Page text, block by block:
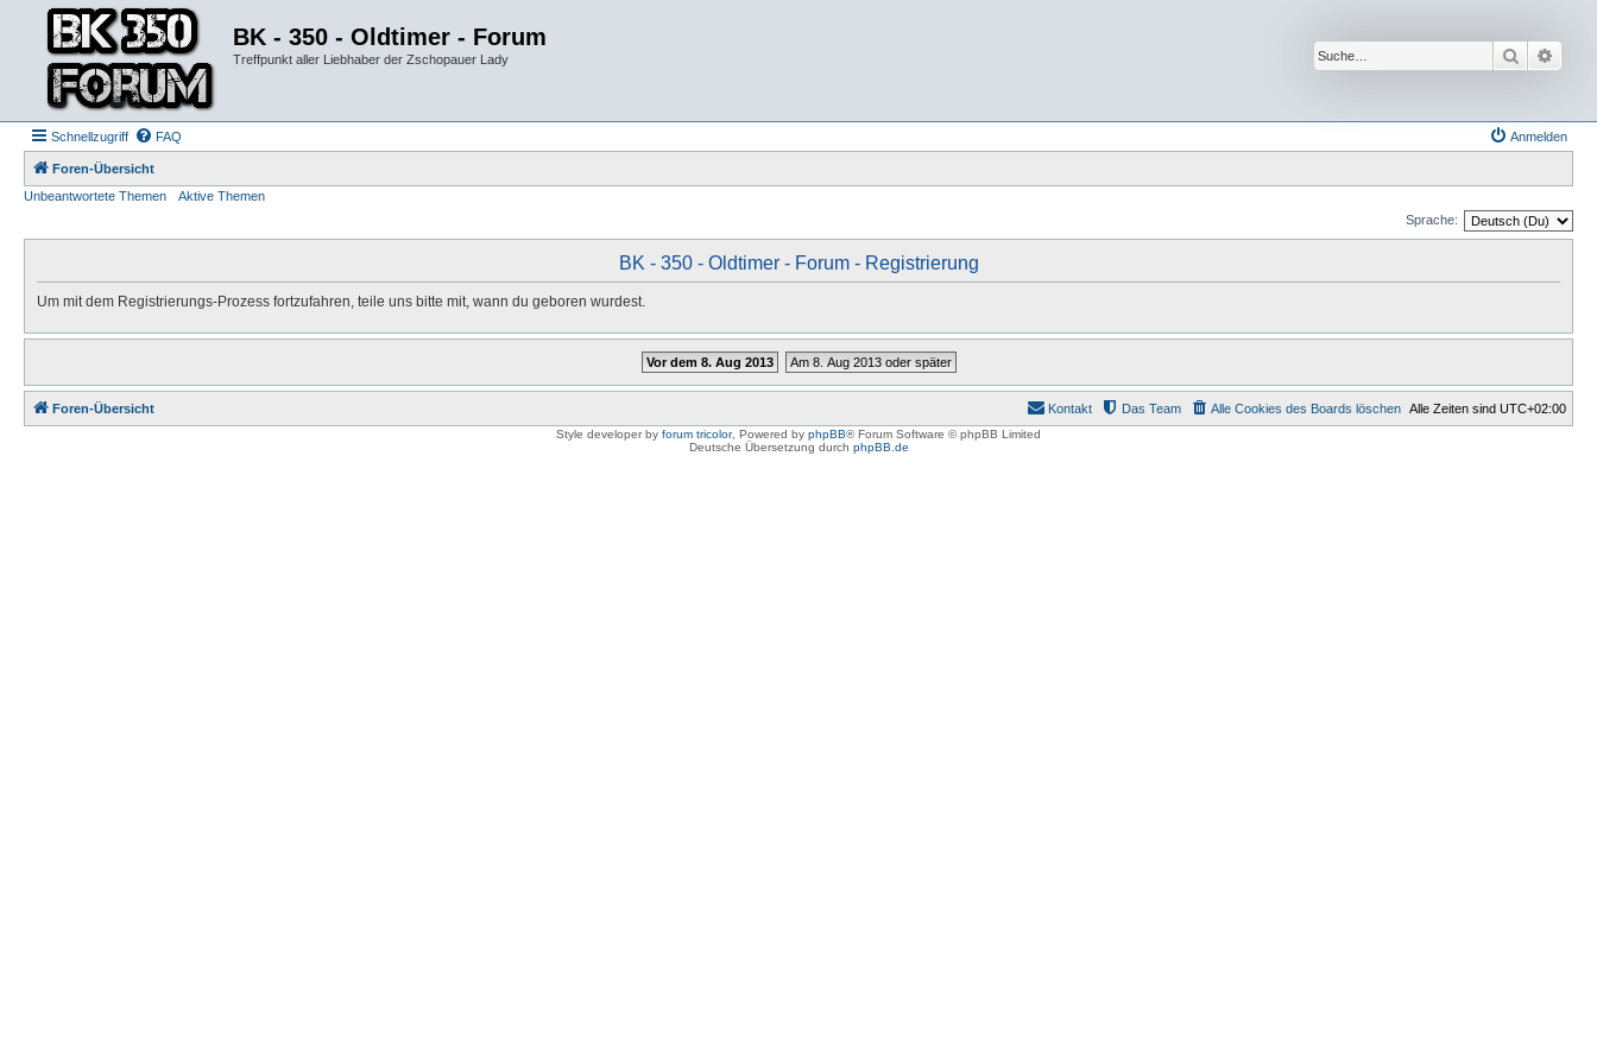
BK - 350 - Oldtimer - Forum
Treffpunkt aller Liebhaber der Zschopauer Lady Suche
Schnellzugriff FAQ Anmelden
Foren-Übersicht
Unbeantwortete Themen
Aktive Themen
Sprache:
BK - 350 - Oldtimer - Forum - Registrierung
Um mit dem Registrierungs-Prozess fortzufahren, teile uns bitte mit, wann du geboren wurdest.
Vor dem 8. Aug 2013 Am 8. Aug 2013 oder später
Foren-Übersicht Alle Zeiten sind UTC+02:00
Alle Cookies des Boards löschen
Das Team
Kontakt
Style developer by forum tricolor, Powered by phpBB® Forum Software © phpBB Limited
Deutsche Übersetzung durch phpBB.de